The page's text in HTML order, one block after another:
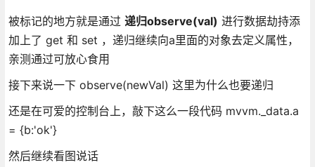
被标记的地方就是通过 递归observe(val) 进行数据劫持添
加上了 get 和 set ，递归继续向a里面的对象去定义属性，
亲测通过可放心食用
接下来说一下 observe(newVal) 这里为什么也要递归
还是在可爱的控制台上，敲下这么一段代码 mvvm._data.a
= {b:'ok'}
然后继续看图说话